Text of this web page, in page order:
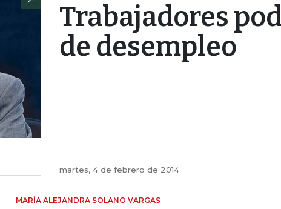
Trabajadores
de desempleo
martes, 4 de febrero de 2014
MARÍA ALEJANDRA SOLANO VARGAS